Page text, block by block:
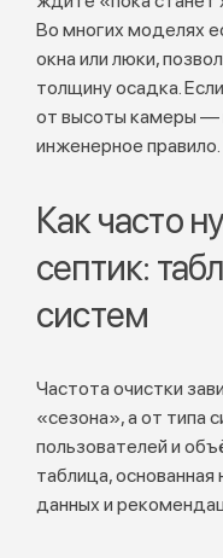
Во многих моделях
окна или люки,
толщину осадка.
от высоты камеры —
инженерное правило.
Как часто
септик:
систем
Частота очистки
«сезона», а от типа
пользователей и
таблица,
данных и